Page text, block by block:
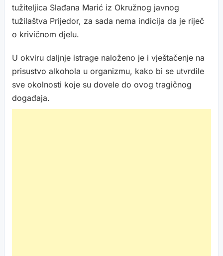
tužiteljica Slađana Marić iz Okružnog javnog
tužilaštva Prijedor, za sada nema indicija da je riječ
o krivičnom djelu.
U okviru daljnje istrage naloženo je i vještačenje na
prisustvo alkohola u organizmu, kako bi se utvrdile
sve okolnosti koje su dovele do ovog tragičnog
događaja.